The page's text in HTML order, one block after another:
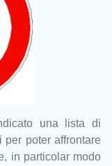
una lista di
poter affrontare
in particolar modo